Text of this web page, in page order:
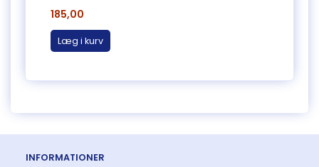
185,00
Læg i kurv
INFORMATIONER